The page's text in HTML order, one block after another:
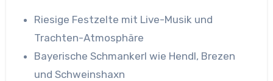
Riesige Festzelte mit Live-Musik und
Trachten-Atmosphäre
Bayerische Schmankerl wie Hendl, Brezen
und Schweinshaxn